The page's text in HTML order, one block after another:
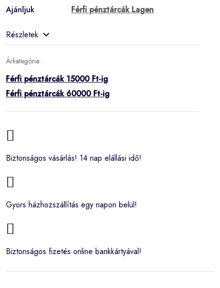
Ajánljuk
Férfi pénztárcák Lagen
Részletek
Árkategória:
Férfi pénztárcák 15000 Ft-ig
Férfi pénztárcák 60000 Ft-ig
Biztonságos vásárlás! 14 nap elállási idő!
Gyors házhozszállítás egy napon belül!
Biztonságos fizetés online bankkártyával!